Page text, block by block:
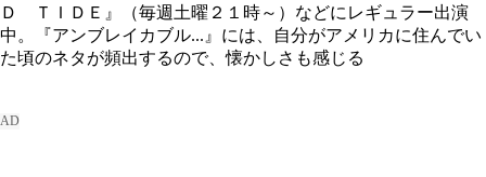
Ｄ ＴＩＤＥ』（毎週土曜２１時～）などにレギュラー出演
中。『アンブレイカブル...』には、自分がアメリカに住んでい
た頃のネタが頻出するので、懐かしさも感じる